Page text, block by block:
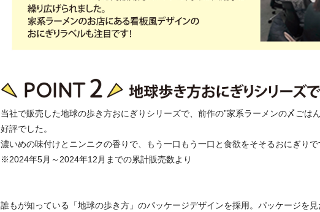
当社で販売した地球の歩き方おにぎりシリーズで、前作の”家系ラーメンの〆ごは
好評でした。
濃いめの味付けとニンニクの香りで、もう一口もう一口と食欲をそそるおにぎりで
※2024年5月～2024年12月までの累計販売数より
誰もが知っている「地球の歩き方」のパッケージデザインを採用。パッケージを